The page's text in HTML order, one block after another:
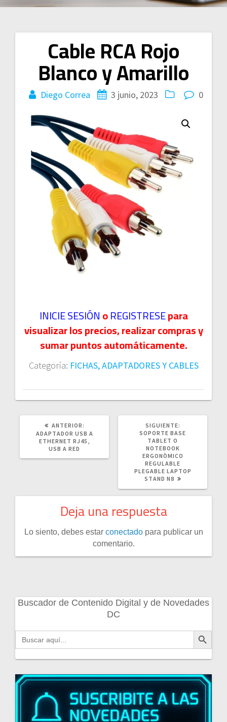
Cable RCA Rojo
Blanco y Amarillo
Diego Correa 3 junio, 2023 0
INICIE SESIÓNoREGISTRESEpara
visualizar los precios, realizar compras y
sumar puntos automáticamente.
Categoría: FICHAS, ADAPTADORES Y CABLES
Navegación
de
entradas
ANTERIOR:
ANTERIOR:
ADAPTADOR USB A
ETHERNET RJ45,
USB A RED
SIGUIENTE:
POST:
SOPORTE BASE
TABLET O
NOTEBOOK
ERGONÒMICO
REGULABLE
PLEGABLE LAPTOP
STAND N8
Deja una respuesta
Lo siento, debes estar conectadopara publicar un
comentario.
Buscador de Contenido Digital y de Novedades
DC
Buscar: Botón de búsqueda